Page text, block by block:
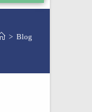
> Blog